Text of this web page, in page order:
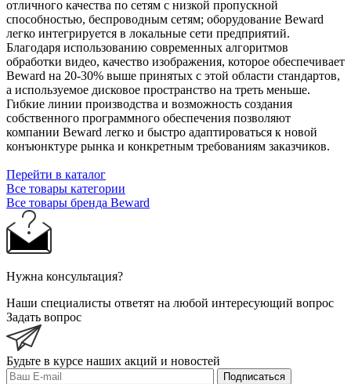
отличного качества по сетям с низкой пропускной
способностью, беспроводным сетям; оборудование Beward
легко интегрируется в локальные сети предприятий.
Благодаря использованию современных алгоритмов
обработки видео, качество изображения, которое обеспечивает
Beward на 20-30% выше принятых с этой области стандартов,
а используемое дисковое пространство на треть меньше.
Гибкие линии производства и возможность создания
собственного программного обеспечения позволяют
компании Beward легко и быстро адаптироваться к новой
конъюнктуре рынка и конкретным требованиям заказчиков.
Перейти в каталог
Все товары категории
Все товары бренда Beward
Нужна консультация?
Наши специалисты ответят на любой интересующий вопрос
Задать вопрос
Будьте в курсе наших акций и новостей
Подписаться